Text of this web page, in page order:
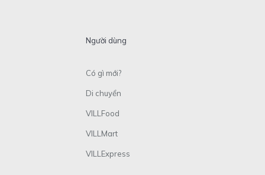
Người dùng
Có gì mới?
Di chuyển
VILLFood
VILLMart
VILLExpress